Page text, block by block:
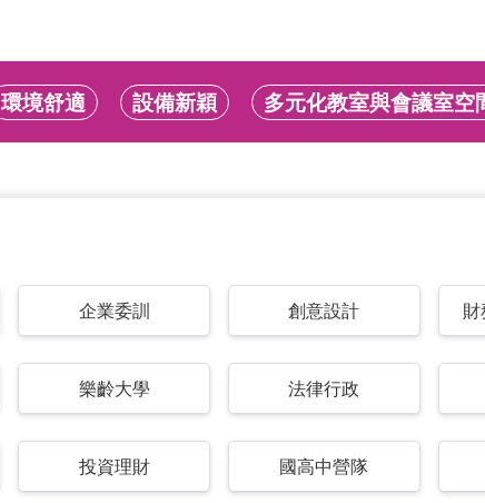
環境舒適 設備新穎 多元化教室與會議室空
企業委訓 創意設計
樂齡大學 法律行政
投資理財 國高中營隊